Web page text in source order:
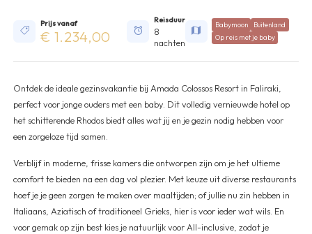
Prijs vanaf
€ 1.234,00
Reisduur
8
nachten
Babymoon
Buitenland
Op reis met je baby
Ontdek de ideale gezinsvakantie bij Amada Colossos Resort in Faliraki,
perfect voor jonge ouders met een baby. Dit volledig vernieuwde hotel op
het schitterende Rhodos biedt alles wat jij en je gezin nodig hebben voor
een zorgeloze tijd samen.
Verblijf in moderne, frisse kamers die ontworpen zijn om je het ultieme
comfort te bieden na een dag vol plezier. Met keuze uit diverse restaurants
hoef je je geen zorgen te maken over maaltijden; of jullie nu zin hebben in
Italiaans, Aziatisch of traditioneel Grieks, hier is voor ieder wat wils. En
voor gemak op zijn best kies je natuurlijk voor All-inclusive, zodat je